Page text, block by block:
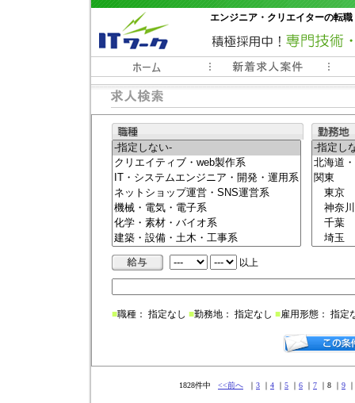
エンジニア・クリエイターの転
常時3000件以上の求人情報掲載中
以上
■職種： 指定なし ■勤務地： 指定なし ■雇用形態： 指定
1828件中 <<前へ ｜ 3 ｜ 4 ｜ 5 ｜ 6 ｜ 7 ｜8 ｜ 9 ｜